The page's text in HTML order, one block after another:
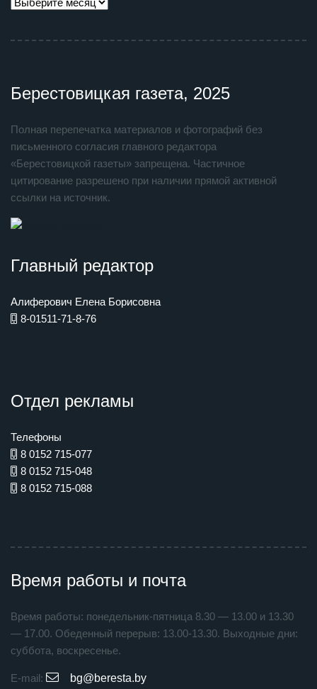
Берестовицкая газета, 2025
Полная перепечатка материалов и фотографий без
письменного согласия главного редактора
«Берестовицкой газеты» запрещена. Частичное
цитирование разрешено при наличии прямой активной
ссылки на источник.
Главный редактор
Алиферович Елена Борисовна
8-01511-71-8-76
Отдел рекламы
Телефоны
8 0152 715-077
8 0152 715-048
8 0152 715-088
Время работы и почта
Время работы: понедельник-пятница 8.30 — 13.00 и 13.30
— 17.00. Обеденный перерыв: 13.00-13.30. Выходные дни:
суббота, воскресенье.
E-mail: bg@beresta.by